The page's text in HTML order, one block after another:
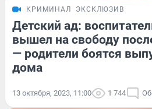
КРИМИНАЛ ЭКСКЛЮЗИВ
Детский ад:
вышел на свободу
— родители боятся
дома
13 октября, 2023, 11:00 1 744